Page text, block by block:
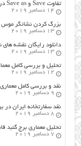
تفاوت Save و Save as در اتوکد-زمان autocad Save as
14 دسامبر 2019
بزرگ کردن نشانگر موس
13 دسامبر 2019
دانلود رایگان نقشه
13 دسامبر 2019
تحلیل و بررسی کامل
12 دسامبر 2019
نقد و بررسی کامل
9 دسامبر 2019
نقد سفارتخانه ایران در
8 دسامبر 2019
تحلیل معماری برج گنبد
7 دسامبر 2019